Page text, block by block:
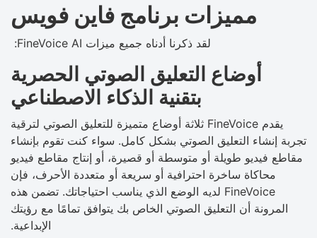
مميزات برنامج فاين فويس
لقد ذكرنا أدناه جميع ميزات FineVoice AI:
أوضاع التعليق الصوتي الحصرية
بتقنية الذكاء الاصطناعي
يقدم FineVoice ثلاثة أوضاع متميزة للتعليق الصوتي لترقية
تجربة إنشاء التعليق الصوتي بشكل كامل. سواء كنت تقوم بإنشاء
مقاطع فيديو طويلة أو متوسطة أو قصيرة، أو إنتاج مقاطع فيديو
محاكاة ساخرة احترافية أو سريعة أو متعددة الأحرف، فإن
FineVoice لديه الوضع الذي يناسب احتياجاتك. تضمن هذه
المرونة أن التعليق الصوتي الخاص بك يتوافق تمامًا مع رؤيتك
الإبداعية.